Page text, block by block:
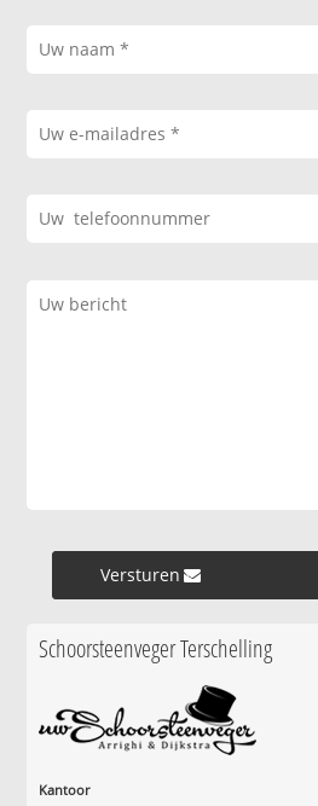
Versturen »
Schoorsteenveger Terschelling
Kantoor